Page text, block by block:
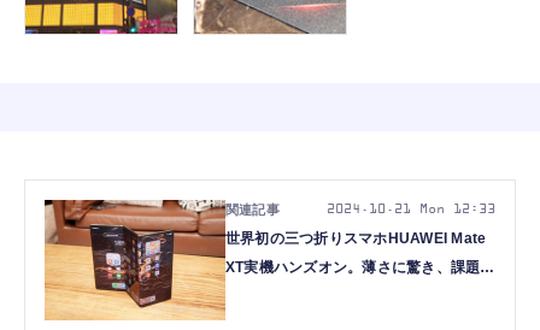
世界初の三つ折りスマホHUAWEI Mate
XT実機ハンズオン。薄さに驚き、課題は
2024.10.21 Mon 12:33